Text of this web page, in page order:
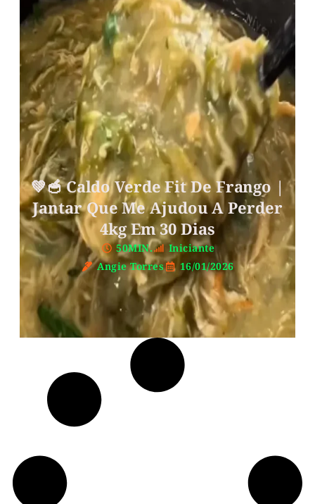
💚🥣 Caldo Verde Fit De Frango |
Jantar Que Me Ajudou A Perder
4kg Em 30 Dias
50MIN.
Iniciante
Angie Torres
16/01/2026